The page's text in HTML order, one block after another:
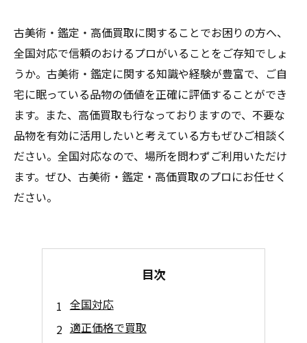
古美術・鑑定・高価買取に関することでお困りの方へ、
全国対応で信頼のおけるプロがいることをご存知でしょ
うか。古美術・鑑定に関する知識や経験が豊富で、ご自
宅に眠っている品物の価値を正確に評価することができ
ます。また、高価買取も行なっておりますので、不要な
品物を有効に活用したいと考えている方もぜひご相談く
ださい。全国対応なので、場所を問わずご利用いただけ
ます。ぜひ、古美術・鑑定・高価買取のプロにお任せく
ださい。
目次
全国対応
適正価格で買取